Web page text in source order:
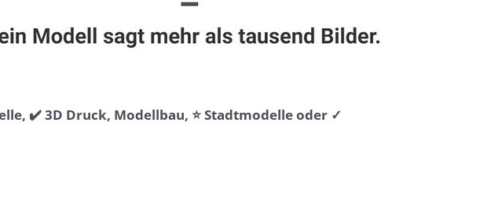
✔️ 3D Druck, Modellbau, ⭐ Stadtmodelle oder ✓